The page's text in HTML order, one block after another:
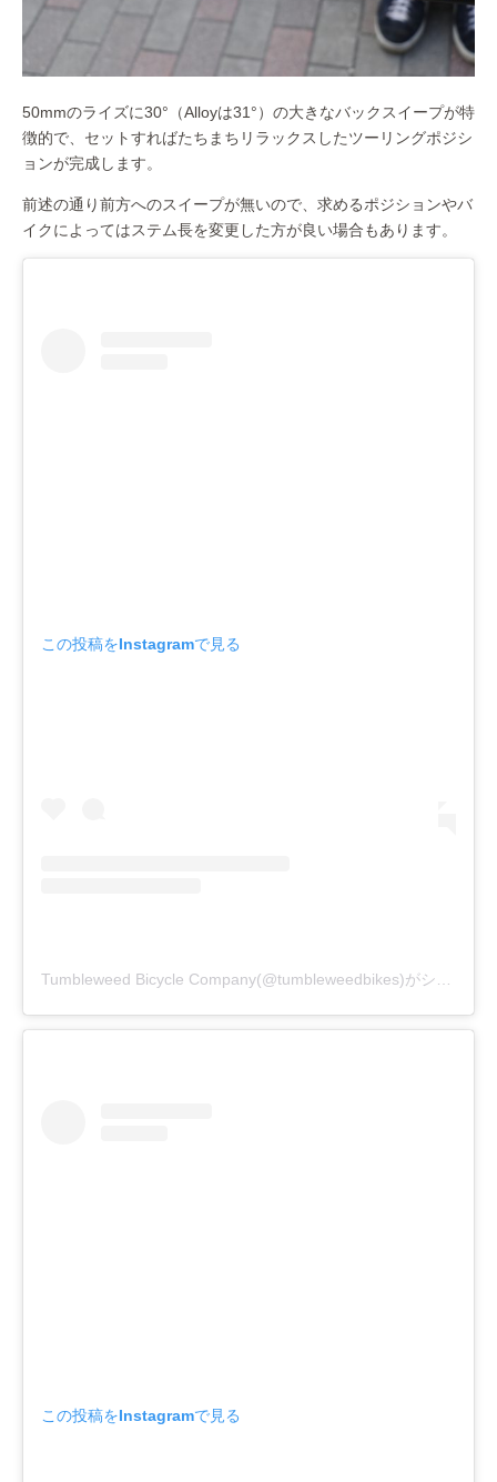
50mmのライズに30°（Alloyは31°）の大きなバックスイープが特
徴的で、セットすればたちまちリラックスしたツーリングポジシ
ョンが完成します。
前述の通り前方へのスイープが無いので、求めるポジションやバ
イクによってはステム長を変更した方が良い場合もあります。
この投稿をInstagramで見る
この投稿をInstagramで見る